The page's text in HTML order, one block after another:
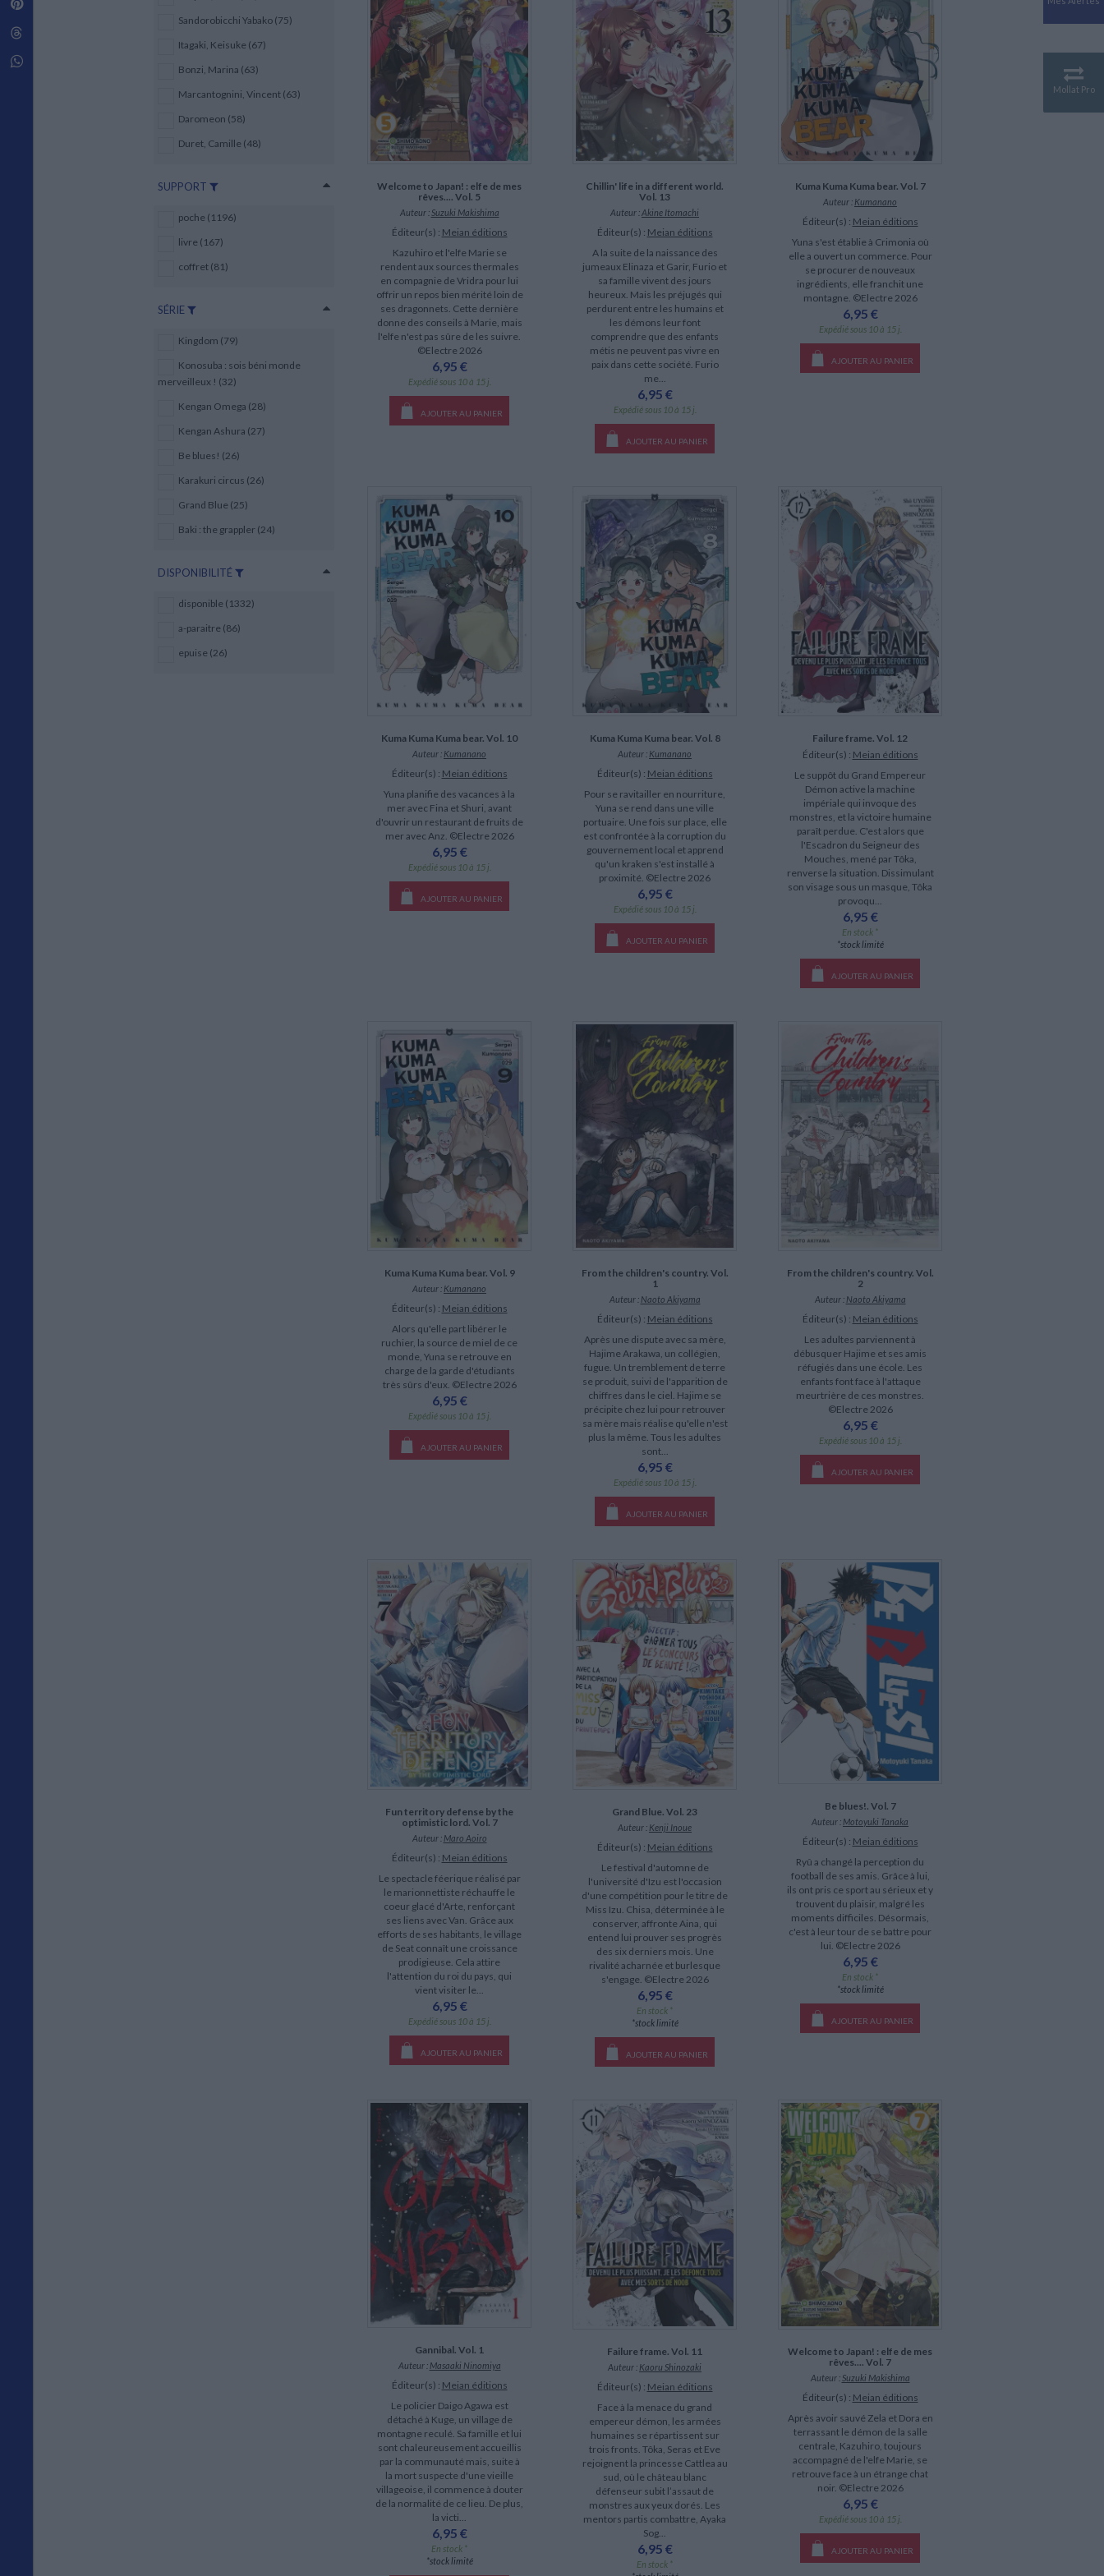
CHARGEMENT...
Mollat Pro
LITTÉRATURE DE VOYAGE
Récits des voyageurs et des
explorateurs
Vie familiale
SOCIOLOGIE
Travail social
Santé et société
ETHNOLOGIE
Anthropologie
Relations et politiques
internationales
Sécurité nationale - Défense
ECOLOGIE - ENVIRONNEMENT
Ecologie
Histoire moderne
Histoire contemporaine
BIOGRAPHIES HISTORIQUES
Biographies historiques
HISTOIRE - GÉNÉRALITÉS
Historiographie
Etudes historiques
Généalogie - Héraldique
Antiquité
Mythologies
GÉOGRAPHIE
Géographie - Démographie -
Territoire
CULTURE SCIENTIFIQUE
Essais scientifique
Astronomie
Matériaux de l’architecture
Urbanisme
Disciplines paramédicales
Dictionnaires Français
Dictionnaires Bilingues
Langues universitaires -
Dictionnaires et méthodes
Méthodes Langues Grand public
Français langues étrangères
Sandorobicchi Yabako (75)
Itagaki, Keisuke (67)
Bonzi, Marina (63)
Marcantognini, Vincent (63)
Daromeon (58)
Duret, Camille (48)
SUPPORT
poche (1196)
livre (167)
coffret (81)
SÉRIE
Kingdom (79)
Konosuba : sois béni monde
merveilleux ! (32)
Kengan Omega (28)
Kengan Ashura (27)
Be blues! (26)
Karakuri circus (26)
Grand Blue (25)
Baki : the grappler (24)
DISPONIBILITÉ
disponible (1332)
a-paraitre (86)
epuise (26)
Welcome to Japan! : elfe de mes
rêves.... Vol. 5
Auteur : Suzuki Makishima
Éditeur(s) : Meian éditions
Kazuhiro et l'elfe Marie se
rendent aux sources thermales
en compagnie de Vridra pour lui
offrir un repos bien mérité loin de
ses dragonnets. Cette dernière
donne des conseils à Marie, mais
l'elfe n'est pas sûre de les suivre.
©Electre 2026
6,95 €
Expédié sous 10 à 15 j.
AJOUTER AU PANIER
Chillin' life in a different world.
Vol. 13
Auteur :Akine Itomachi
Éditeur(s) : Meian éditions
A la suite de la naissance des
jumeaux Elinaza et Garir, Furio et
sa famille vivent des jours
heureux. Mais les préjugés qui
perdurent entre les humains et
les démons leur font
comprendre que des enfants
métis ne peuvent pas vivre en
paix dans cette société. Furio
me...
6,95 €
Expédié sous 10 à 15 j.
AJOUTER AU PANIER
Kuma Kuma Kuma bear. Vol. 7
Auteur : Kumanano
Éditeur(s) : Meian éditions
Yuna s'est établie à Crimonia où
elle a ouvert un commerce. Pour
se procurer de nouveaux
ingrédients, elle franchit une
montagne. ©Electre 2026
6,95 €
Expédié sous 10 à 15 j.
AJOUTER AU PANIER
Kuma Kuma Kuma bear. Vol. 10
Auteur : Kumanano
Éditeur(s) : Meian éditions
Yuna planifie des vacances à la
mer avec Fina et Shuri, avant
d'ouvrir un restaurant de fruits de
mer avec Anz. ©Electre 2026
6,95 €
Expédié sous 10 à 15 j.
AJOUTER AU PANIER
Kuma Kuma Kuma bear. Vol. 8
Auteur : Kumanano
Éditeur(s) : Meian éditions
Pour se ravitailler en nourriture,
Yuna se rend dans une ville
portuaire. Une fois sur place, elle
est confrontée à la corruption du
gouvernement local et apprend
qu'un kraken s'est installé à
proximité. ©Electre 2026
6,95 €
Expédié sous 10 à 15 j.
AJOUTER AU PANIER
Failure frame. Vol. 12
Éditeur(s) : Meian éditions
Le suppôt du Grand Empereur
Démon active la machine
impériale qui invoque des
monstres, et la victoire humaine
paraît perdue. C'est alors que
l'Escadron du Seigneur des
Mouches, mené par Tôka,
renverse la situation. Dissimulant
son visage sous un masque, Tôka
provoqu...
6,95 €
En stock *
*stock limité
AJOUTER AU PANIER
Kuma Kuma Kuma bear. Vol. 9
Auteur : Kumanano
Éditeur(s) : Meian éditions
Alors qu'elle part libérer le
ruchier, la source de miel de ce
monde, Yuna se retrouve en
charge de la garde d'étudiants
très sûrs d'eux. ©Electre 2026
6,95 €
Expédié sous 10 à 15 j.
AJOUTER AU PANIER
From the children's country. Vol.
1
Auteur : Naoto Akiyama
Éditeur(s) : Meian éditions
Après une dispute avec sa mère,
Hajime Arakawa, un collégien,
fugue. Un tremblement de terre
se produit, suivi de l'apparition de
chiffres dans le ciel. Hajime se
précipite chez lui pour retrouver
sa mère mais réalise qu'elle n'est
plus la même. Tous les adultes
sont...
6,95 €
Expédié sous 10 à 15 j.
AJOUTER AU PANIER
From the children's country. Vol.
2
Auteur : Naoto Akiyama
Éditeur(s) : Meian éditions
Les adultes parviennent à
débusquer Hajime et ses amis
réfugiés dans une école. Les
enfants font face à l'attaque
meurtrière de ces monstres.
©Electre 2026
6,95 €
Expédié sous 10 à 15 j.
AJOUTER AU PANIER
Fun territory defense by the
optimistic lord. Vol. 7
Auteur : Maro Aoiro
Éditeur(s) : Meian éditions
Le spectacle féerique réalisé par
le marionnettiste réchauffe le
coeur glacé d'Arte, renforçant
ses liens avec Van. Grâce aux
efforts de ses habitants, le village
de Seat connaît une croissance
prodigieuse. Cela attire
l'attention du roi du pays, qui
vient visiter le...
6,95 €
Expédié sous 10 à 15 j.
AJOUTER AU PANIER
Grand Blue. Vol. 23
Auteur : Kenji Inoue
Éditeur(s) : Meian éditions
Le festival d'automne de
l'université d'Izu est l'occasion
d'une compétition pour le titre de
Miss Izu. Chisa, déterminée à le
conserver, affronte Aina, qui
entend lui prouver ses progrès
des six derniers mois. Une
rivalité acharnée et burlesque
s'engage. ©Electre 2026
6,95 €
En stock *
*stock limité
AJOUTER AU PANIER
Be blues!. Vol. 7
Auteur : Motoyuki Tanaka
Éditeur(s) : Meian éditions
Ryû a changé la perception du
football de ses amis. Grâce à lui,
ils ont pris ce sport au sérieux et y
trouvent du plaisir, malgré les
moments difficiles. Désormais,
c'est à leur tour de se battre pour
lui. ©Electre 2026
6,95 €
En stock *
*stock limité
AJOUTER AU PANIER
Gannibal. Vol. 1
Auteur : Masaaki Ninomiya
Éditeur(s) : Meian éditions
Le policier Daigo Agawa est
détaché à Kuge, un village de
montagne reculé. Sa famille et lui
sont chaleureusement accueillis
par la communauté mais, suite à
la mort suspecte d'une vieille
villageoise, il commence à douter
de la normalité de ce lieu. De plus,
la victi...
6,95 €
En stock *
*stock limité
Failure frame. Vol. 11
Auteur : Kaoru Shinozaki
Éditeur(s) : Meian éditions
Face à la menace du grand
empereur démon, les armées
humaines se répartissent sur
trois fronts. Tôka, Seras et Eve
rejoignent la princesse Cattlea au
sud, où le château blanc
défenseur subit l’assaut de
monstres aux yeux dorés. Les
mentors partis combattre, Ayaka
Sog...
6,95 €
En stock *
Welcome to Japan! : elfe de mes
rêves.... Vol. 7
Auteur : Suzuki Makishima
Éditeur(s) : Meian éditions
Après avoir sauvé Zela et Dora en
terrassant le démon de la salle
centrale, Kazuhiro, toujours
accompagné de l'elfe Marie, se
retrouve face à un étrange chat
noir. ©Electre 2026
6,95 €
Expédié sous 10 à 15 j.
AJOUTER AU PANIER